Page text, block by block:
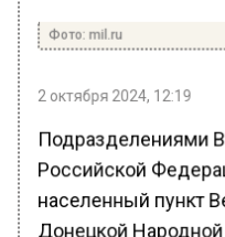
Фото: mil.ru
2 октября 2024, 12:19
Подразделениями
Российской
населенный пункт
Донецкой